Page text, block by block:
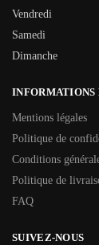
Vendredi
Samedi
Dimanche
Mentions légales
Politique de
Conditions
Politique de
FAQ
SUIVEZ-NOUS